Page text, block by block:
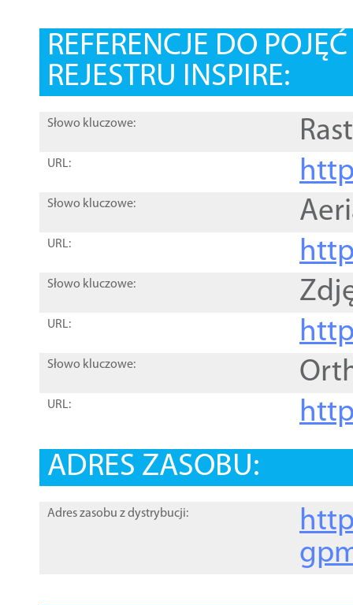
REFERENCJE DO
REJESTRU INSPIRE:
Słowo kluczowe:
URL:
Słowo kluczowe:
URL:
Słowo kluczowe:
URL:
Słowo kluczowe:
URL:
ADRES ZASOBU:
Adres zasobu z dystrybucji: